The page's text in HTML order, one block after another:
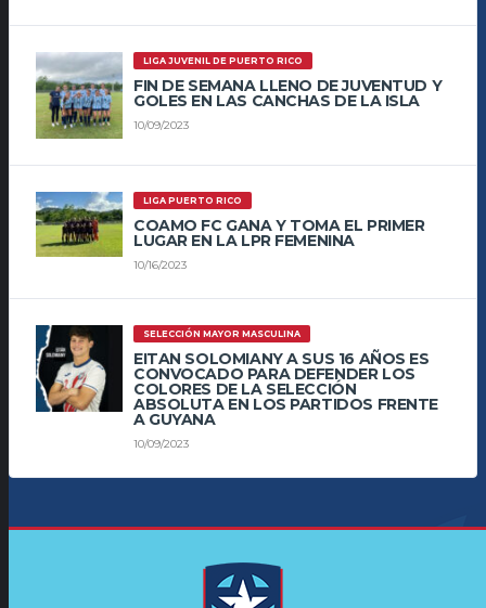
LIGA JUVENIL DE PUERTO RICO
FIN DE SEMANA LLENO DE JUVENTUD Y
GOLES EN LAS CANCHAS DE LA ISLA
10/09/2023
LIGA PUERTO RICO
COAMO FC GANA Y TOMA EL PRIMER
LUGAR EN LA LPR FEMENINA
10/16/2023
SELECCIÓN MAYOR MASCULINA
EITAN SOLOMIANY A SUS 16 AÑOS ES
CONVOCADO PARA DEFENDER LOS
COLORES DE LA SELECCIÓN
ABSOLUTA EN LOS PARTIDOS FRENTE
A GUYANA
10/09/2023